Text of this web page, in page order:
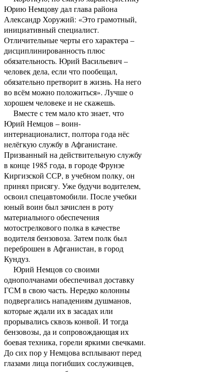
Юрию Немцову дал глава района
Александр Хоружий: «Это грамотный,
инициативный специалист.
Отличительные черты его характера –
дисциплинированность плюс
обязательность. Юрий Васильевич –
человек дела, если что пообещал,
обязательно претворит в жизнь. На него
во всём можно положиться». Лучше о
хорошем человеке и не скажешь.
Вместе с тем мало кто знает, что
Юрий Немцов – воин-
интернационалист, полтора года нёс
нелёгкую службу в Афганистане.
Призванный на действительную службу
в конце 1985 года, в городе Фрунзе
Киргизской ССР, в учебном полку, он
принял присягу. Уже будучи водителем,
освоил спецавтомобили. После учебки
юный воин был зачислен в роту
материального обеспечения
мотострелкового полка в качестве
водителя бензовоза. Затем полк был
переброшен в Афганистан, в город
Кундуз.
Юрий Немцов со своими
однополчанами обеспечивал доставку
ГСМ в свою часть. Нередко колонны
подвергались нападениям душманов,
которые ждали их в засадах или
прорывались сквозь конвой. И тогда
бензовозы, да и сопровождающая их
боевая техника, горели яркими свечками.
До сих пор у Немцова всплывают перед
глазами лица погибших сослуживцев,